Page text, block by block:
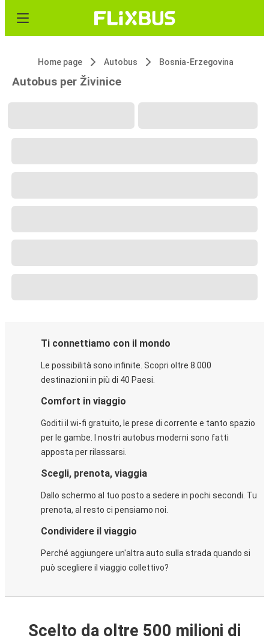
Home page Autobus Bosnia-Erzegovina
Autobus per Živinice
Ti connettiamo con il mondo
Le possibilità sono infinite. Scopri oltre 8.000
destinazioni in più di 40 Paesi.
Comfort in viaggio
Goditi il wi-fi gratuito, le prese di corrente e tanto spazio
per le gambe. I nostri autobus moderni sono fatti
apposta per rilassarsi.
Scegli, prenota, viaggia
Dallo schermo al tuo posto a sedere in pochi secondi. Tu
prenota, al resto ci pensiamo noi.
Condividere il viaggio
Perché aggiungere un'altra auto sulla strada quando si
può scegliere il viaggio collettivo?
Scelto da oltre 500 milioni di